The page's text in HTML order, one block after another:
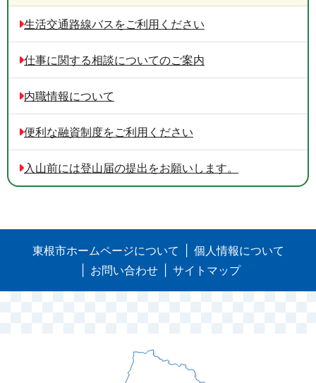
生活交通路線バスをご利用ください
仕事に関する相談についてのご案内
内職情報について
便利な融資制度をご利用ください
入山前には登山届の提出をお願いします。
東根市ホームページについて
個人情報について
お問い合わせ
サイトマップ